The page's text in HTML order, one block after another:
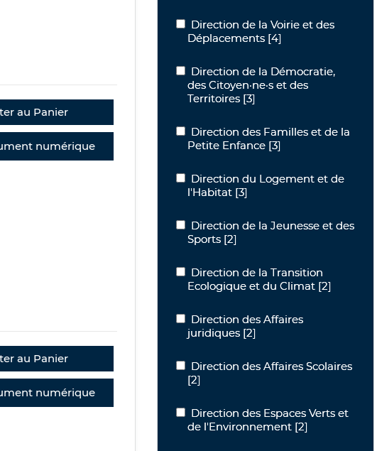
au Panier
numérique
au Panier
numérique
Direction de la Voirie et des
Direction de la Voirie et des
Déplacements [4]
Direction de la Démocratie, des
Direction de la Démocratie,
des Citoyen·ne·s et des
Territoires [3]
Direction des Familles et de la Petite
Direction des Familles et de la
Petite Enfance [3]
Direction du Logement et de l'Habitat
Direction du Logement et de
l'Habitat [3]
Direction de la Jeunesse et des Sports
Direction de la Jeunesse et des
Sports [2]
Direction de la Transition Ecologique
Direction de la Transition
Ecologique et du Climat [2]
Direction des Affaires juridiques
Direction des Affaires
juridiques [2]
Direction des Affaires Scolaires
Direction des Affaires Scolaires
[2]
Direction des Espaces Verts et de
Direction des Espaces Verts et
de l'Environnement [2]